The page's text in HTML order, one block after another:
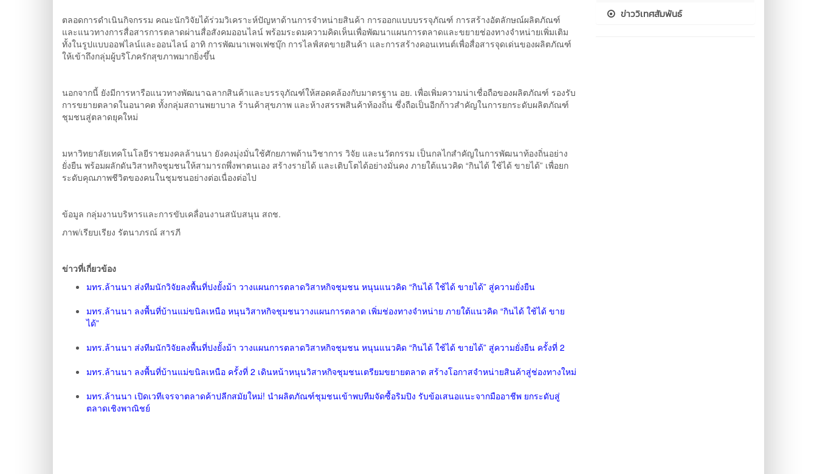
ตลอดการดำเนินกิจกรรม คณะนักวิจัยได้ร่วมวิเคราะห์ปัญหาด้านการจำหน่ายสินค้า การออกแบบบรรจุภัณฑ์ การสร้างอัตลักษณ์ผลิตภัณฑ์
และแนวทางการสื่อสารการตลาดผ่านสื่อสังคมออนไลน์ พร้อมระดมความคิดเห็นเพื่อพัฒนาแผนการตลาดและขยายช่องทางจำหน่ายเพิ่มเติม
ทั้งในรูปแบบออฟไลน์และออนไลน์ อาทิ การพัฒนาเพจเฟซบุ๊ก การไลฟ์สดขายสินค้า และการสร้างคอนเทนต์เพื่อสื่อสารจุดเด่นของผลิตภัณฑ์
ให้เข้าถึงกลุ่มผู้บริโภครักสุขภาพมากยิ่งขึ้น
นอกจากนี้ ยังมีการหารือแนวทางพัฒนาฉลากสินค้าและบรรจุภัณฑ์ให้สอดคล้องกับมาตรฐาน อย. เพื่อเพิ่มความน่าเชื่อถือของผลิตภัณฑ์ รองรับ
การขยายตลาดในอนาคต ทั้งกลุ่มสถานพยาบาล ร้านค้าสุขภาพ และห้างสรรพสินค้าท้องถิ่น ซึ่งถือเป็นอีกก้าวสำคัญในการยกระดับผลิตภัณฑ์
ชุมชนสู่ตลาดยุคใหม่
มหาวิทยาลัยเทคโนโลยีราชมงคลล้านนา ยังคงมุ่งมั่นใช้ศักยภาพด้านวิชาการ วิจัย และนวัตกรรม เป็นกลไกสำคัญในการพัฒนาท้องถิ่นอย่าง
ยั่งยืน พร้อมผลักดันวิสาหกิจชุมชนให้สามารถพึ่งพาตนเอง สร้างรายได้ และเติบโตได้อย่างมั่นคง ภายใต้แนวคิด “กินได้ ใช้ได้ ขายได้” เพื่อยก
ระดับคุณภาพชีวิตของคนในชุมชนอย่างต่อเนื่องต่อไป
ข้อมูล กลุ่มงานบริหารและการขับเคลื่อนงานสนับสนุน สถช.
ภาพ/เรียบเรียง รัตนาภรณ์ สารภี
ข่าวที่เกี่ยวข้อง
มทร.ล้านนา ส่งทีมนักวิจัยลงพื้นที่ปงยั้งม้า วางแผนการตลาดวิสาหกิจชุมชน หนุนแนวคิด “กินได้ ใช้ได้ ขายได้” สู่ความยั่งยืน
มทร.ล้านนา ลงพื้นที่บ้านแม่ขนิลเหนือ หนุนวิสาหกิจชุมชนวางแผนการตลาด เพิ่มช่องทางจำหน่าย ภายใต้แนวคิด “กินได้ ใช้ได้ ขาย
ได้”
มทร.ล้านนา ส่งทีมนักวิจัยลงพื้นที่ปงยั้งม้า วางแผนการตลาดวิสาหกิจชุมชน หนุนแนวคิด “กินได้ ใช้ได้ ขายได้” สู่ความยั่งยืน ครั้งที่ 2
มทร.ล้านนา ลงพื้นที่บ้านแม่ขนิลเหนือ ครั้งที่ 2 เดินหน้าหนุนวิสาหกิจชุมชนเตรียมขยายตลาด สร้างโอกาสจำหน่ายสินค้าสู่ช่องทางใหม่
มทร.ล้านนา เปิดเวทีเจรจาตลาดค้าปลีกสมัยใหม่! นำผลิตภัณฑ์ชุมชนเข้าพบทีมจัดซื้อริมปิง รับข้อเสนอแนะจากมืออาชีพ ยกระดับสู่
ตลาดเชิงพาณิชย์
ข่าววิเทศสัมพันธ์